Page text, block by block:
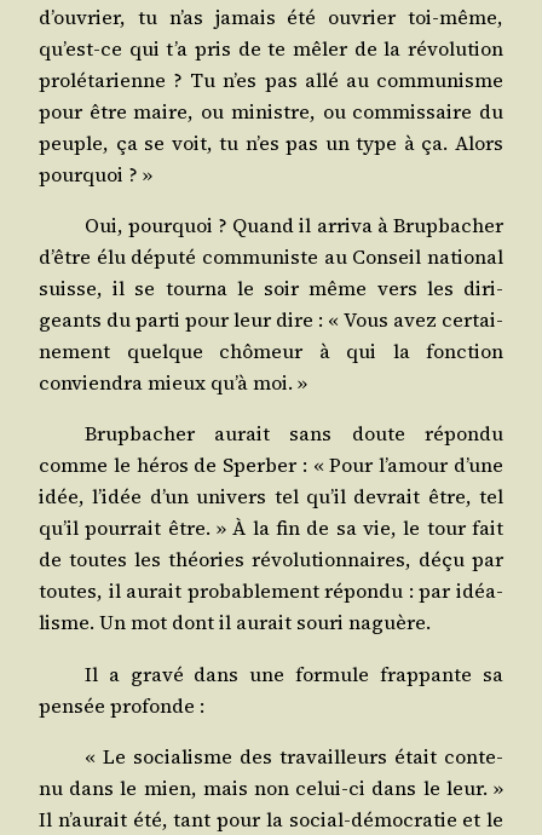
d’ouvrier, tu n’as jamais été ouvrier toi-même,
qu’est-ce qui t’a pris de te mêler de la révo­lu­tion
pro­lé­ta­rienne ? Tu n’es pas allé au com­mu­nisme
pour être maire, ou ministre, ou com­mis­saire du
peuple, ça se voit, tu n’es pas un type à ça. Alors
pourquoi ? »
Oui, pour­quoi ? Quand il arri­va à Brup­ba­cher
d’être élu dépu­té com­mu­niste au Conseil natio­nal
suisse, il se tour­na le soir même vers les diri­
geants du par­ti pour leur dire : « Vous avez cer­tai­
ne­ment quelque chô­meur à qui la fonc­tion
convien­dra mieux qu’à moi. »
Brup­ba­cher aurait sans doute répon­du
comme le héros de Sper­ber : « Pour l’amour d’une
idée, l’idée d’un uni­vers tel qu’il devrait être, tel
qu’il pour­rait être. » À la fin de sa vie, le tour fait
de toutes les théo­ries révo­lu­tion­naires, déçu par
toutes, il aurait pro­ba­ble­ment répon­du : par idéa­
lisme. Un mot dont il aurait sou­ri naguère.
Il a gra­vé dans une for­mule frap­pante sa
pen­sée profonde :
« Le socia­lisme des tra­vailleurs était conte­
nu dans le mien, mais non celui-ci dans le leur. »
Il n’aurait été, tant pour la social-démo­cra­tie et le